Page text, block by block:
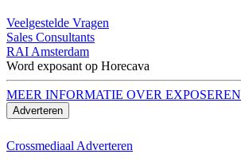
Veelgestelde Vragen
Sales Consultants
RAI Amsterdam
Word exposant op Horecava
MEER INFORMATIE OVER EXPOSEREN
Adverteren
Crossmediaal Adverteren